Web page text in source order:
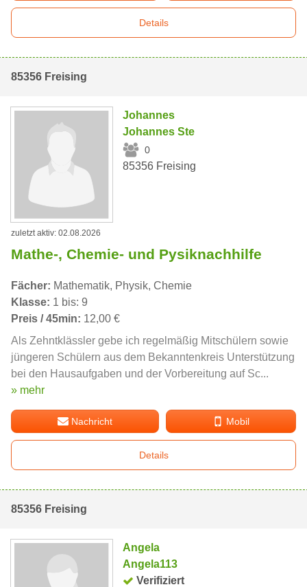
Details
85356 Freising
Johannes
Johannes Ste
0
85356 Freising
zuletzt aktiv: 02.08.2026
Mathe-, Chemie- und Pysiknachhilfe
Fächer: Mathematik, Physik, Chemie
Klasse: 1 bis: 9
Preis / 45min: 12,00 €
Als Zehntklässler gebe ich regelmäßig Mitschülern sowie
jüngeren Schülern aus dem Bekanntenkreis Unterstützung
bei den Hausaufgaben und der Vorbereitung auf Sc...
» mehr
Nachricht Mobil
Details
85356 Freising
Angela
Angela113
Verifiziert